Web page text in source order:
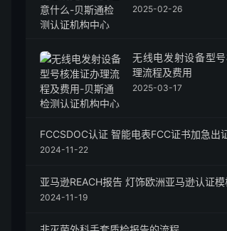
2025-02-26
无线电发射设备型
理流程及费用
2025-03-17
FCCSDOC认证 智能电表FCC证书加急出
2024-11-22
亚马逊REACH报告 灯饰欧洲亚马逊认证模
2024-11-19